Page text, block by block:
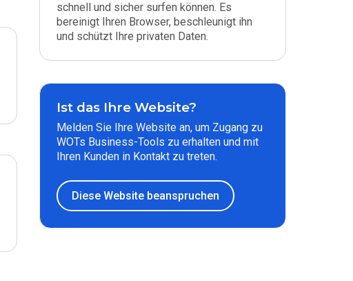
schnell und sicher surfen können. Es
bereinigt Ihren Browser, beschleunigt ihn
und schützt Ihre privaten Daten.
Ist das Ihre Website?
Melden Sie Ihre Website an, um Zugang zu
WOTs Business-Tools zu erhalten und mit
Ihren Kunden in Kontakt zu treten.
Diese Website beanspruchen